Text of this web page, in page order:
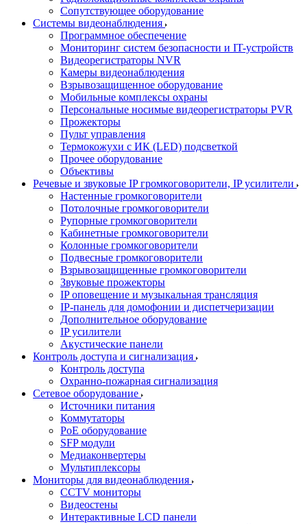
Сопутствующее оборудование
Системы видеонаблюдения
Программное обеспечение
Мониторинг систем безопасности и IT-устройств
Видеорегистраторы NVR
Камеры видеонаблюдения
Взрывозащищенное оборудование
Мобильные комплексы охраны
Персональные носимые видеорегистраторы PVR
Прожекторы
Пульт управления
Термокожухи с ИК (LED) подсветкой
Прочее оборудование
Объективы
Речевые и звуковые IP громкоговорители, IP усилители
Настенные громкоговорители
Потолочные громкоговорители
Рупорные громкоговорители
Кабинетные громкоговорители
Колонные громкоговорители
Подвесные громкоговорители
Взрывозащищенные громкоговорители
Звуковые прожекторы
IP оповещение и музыкальная трансляция
IP-панель для домофонии и диспетчеризации
Дополнительное оборудование
IP усилители
Акустические панели
Контроль доступа и сигнализация
Контроль доступа
Охранно-пожарная сигнализация
Сетевое оборудование
Источники питания
Коммутаторы
PoE оборудование
SFP модули
Медиаконвертеры
Мультиплексоры
Мониторы для видеонаблюдения
CCTV мониторы
Видеостены
Интерактивные LCD панели